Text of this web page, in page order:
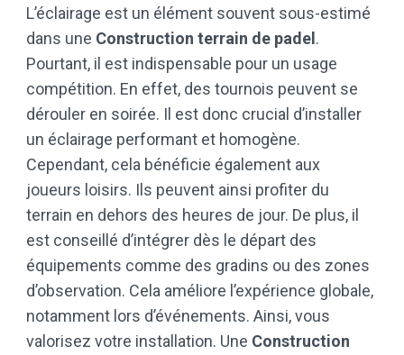
L’éclairage est un élément souvent sous-estimé
dans une Construction terrain de padel.
Pourtant, il est indispensable pour un usage
compétition. En effet, des tournois peuvent se
dérouler en soirée. Il est donc crucial d’installer
un éclairage performant et homogène.
Cependant, cela bénéficie également aux
joueurs loisirs. Ils peuvent ainsi profiter du
terrain en dehors des heures de jour. De plus, il
est conseillé d’intégrer dès le départ des
équipements comme des gradins ou des zones
d’observation. Cela améliore l’expérience globale,
notamment lors d’événements. Ainsi, vous
valorisez votre installation. Une Construction